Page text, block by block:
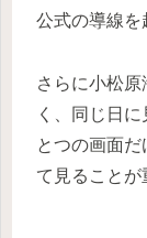
公式の導線を
さらに小松
く、同じ日
とつの画面
て見ることが